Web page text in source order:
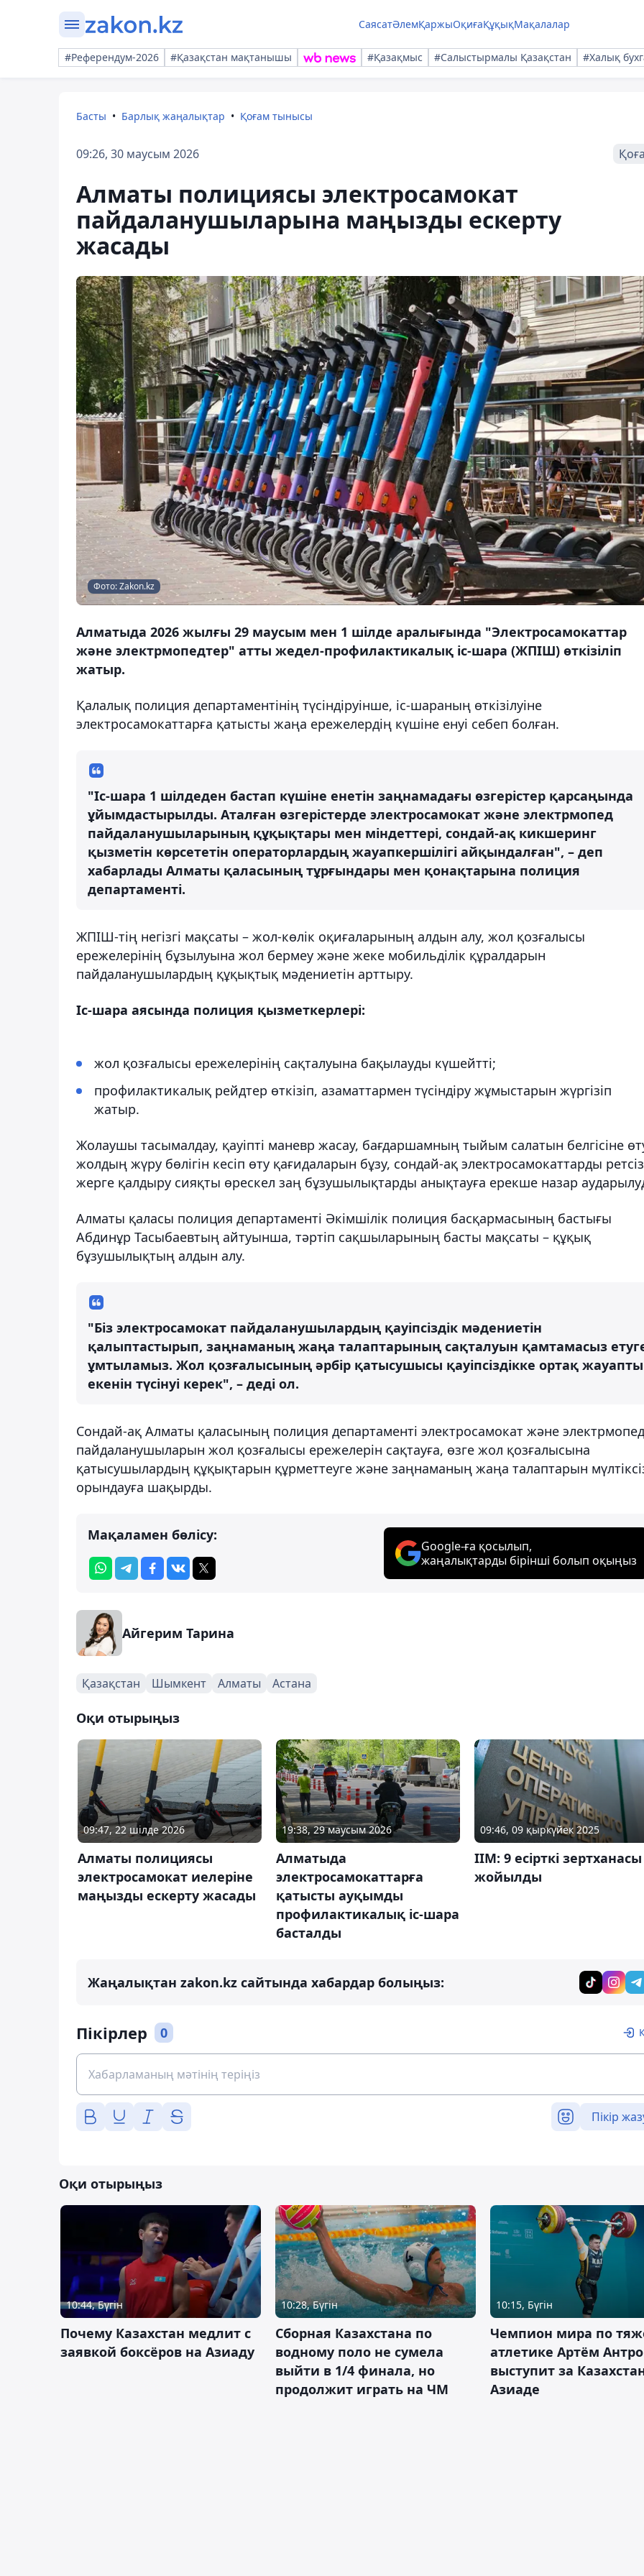
СаясатӘлемҚаржыОқиғаҚұқықМақалалар
#Референдум-2026 #Қазақстан мақтанышы #Қазақмыс #Салыстырмалы Қазақстан #Халық
Басты Барлық жаңалықтар Қоғам тынысы
09:26, 30 маусым 2026
Алматы полициясы электросамокат
пайдаланушыларына маңызды ескерту
жасады
Фото: Zakon.kz
Алматыда 2026 жылғы 29 маусым мен 1 шілде аралығында "Электросамокаттар
және электрмопедтер" атты жедел-профилактикалық іс-шара (ЖПІШ) өткізіліп
жатыр.
Қалалық полиция департаментінің түсіндіруінше, іс-шараның өткізілуіне
электросамокаттарға қатысты жаңа ережелердің күшіне енуі себеп болған.
"Іс-шара 1 шілдеден бастап күшіне енетін заңнамадағы өзгерістер қарсаңында
ұйымдастырылды. Аталған өзгерістерде электросамокат және электрмопед
пайдаланушыларының құқықтары мен міндеттері, сондай-ақ кикшеринг
қызметін көрсететін операторлардың жауапкершілігі айқындалған", – деп
хабарлады Алматы қаласының тұрғындары мен қонақтарына полиция
департаменті.
ЖПІШ-тің негізгі мақсаты – жол-көлік оқиғаларының алдын алу, жол қозғалысы
ережелерінің бұзылуына жол бермеу және жеке мобильділік құралдарын
пайдаланушылардың құқықтық мәдениетін арттыру.
Іс-шара аясында полиция қызметкерлері:
жол қозғалысы ережелерінің сақталуына бақылауды күшейтті;
профилактикалық рейдтер өткізіп, азаматтармен түсіндіру жұмыстарын жүргізіп
жатыр.
Жолаушы тасымалдау, қауіпті маневр жасау, бағдаршамның тыйым салатын белгісіне
жолдың жүру бөлігін кесіп өту қағидаларын бұзу, сондай-ақ электросамокаттарды ретсіз
жерге қалдыру сияқты өрескел заң бұзушылықтарды анықтауға ерекше назар
Алматы қаласы полиция департаменті Әкімшілік полиция басқармасының бастығы
Абдинұр Тасыбаевтың айтуынша, тәртіп сақшыларының басты мақсаты – құқық
бұзушылықтың алдын алу.
"Біз электросамокат пайдаланушылардың қауіпсіздік мәдениетін
қалыптастырып, заңнаманың жаңа талаптарының сақталуын қамтамасыз
ұмтыламыз. Жол қозғалысының әрбір қатысушысы қауіпсіздікке ортақ жауапты
екенін түсінуі керек", – деді ол.
Сондай-ақ Алматы қаласының полиция департаменті электросамокат және электрмопед
пайдаланушыларын жол қозғалысы ережелерін сақтауға, өзге жол қозғалысына
қатысушылардың құқықтарын құрметтеуге және заңнаманың жаңа талаптарын
орындауға шақырды.
Мақаламен бөлісу:
Google-ға қосылып,
жаңалықтарды бірінші болып оқыңыз
Айгерим Тарина
Қазақстан Шымкент Алматы Астана
Оқи отырыңыз
09:47, 22 шілде 2026
Алматы полициясы
электросамокат иелеріне
маңызды ескерту жасады
19:38, 29 маусым 2026
Алматыда
электросамокаттарға
қатысты ауқымды
профилактикалық іс-шара
басталды
09:46, 09 қыркүйек 2025
ІІМ: 9 есірткі зертханасы
жойылды
Жаңалықтан zakon.kz сайтында хабардар болыңыз:
Пікірлер 0
Пікір
Оқи отырыңыз
10:44, Бүгін
Почему Казахстан медлит с
заявкой боксёров на Азиаду
10:28, Бүгін
Сборная Казахстана по
водному поло не сумела
выйти в 1/4 финала, но
продолжит играть на ЧМ
10:15, Бүгін
Чемпион мира по
атлетике Артём
выступит за
Азиаде